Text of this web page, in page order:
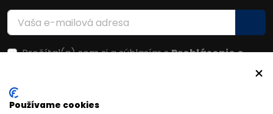
Prečítal(a) som si a súhlasím sPrehlásenie o
Používame cookies